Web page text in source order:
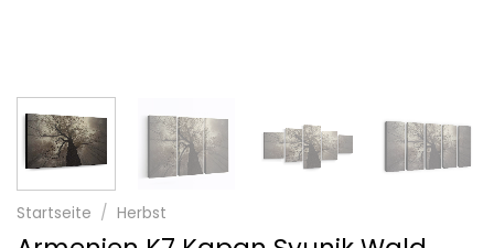
Startseite / Herbst